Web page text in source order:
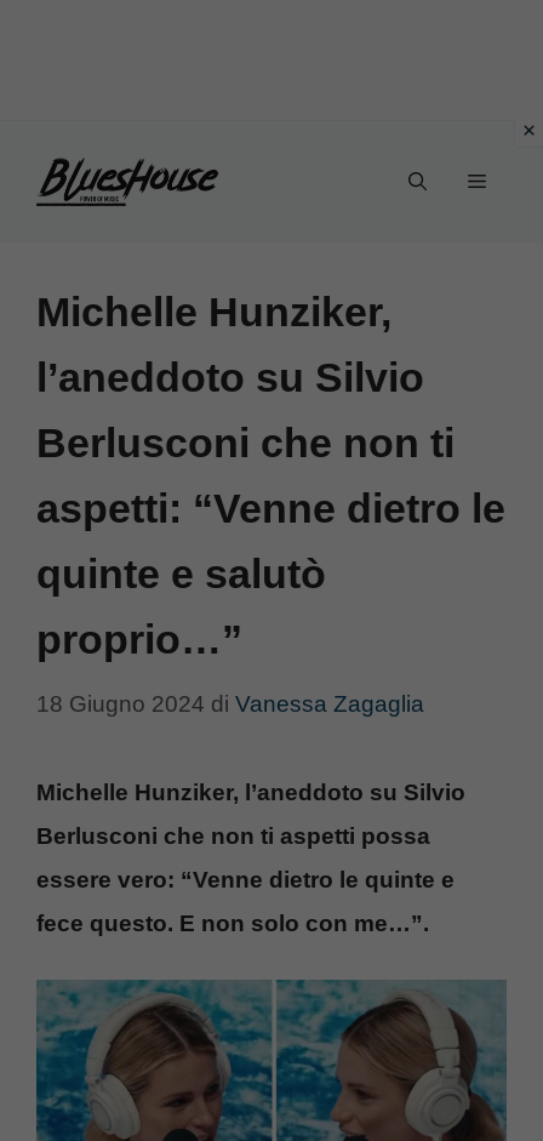
Menu
Michelle Hunziker,
l’aneddoto su Silvio
Berlusconi che non ti
aspetti: “Venne dietro le
quinte e salutò
proprio…”
18 Giugno 2024 di Vanessa Zagaglia
Michelle Hunziker, l’aneddoto su Silvio
Berlusconi che non ti aspetti possa
essere vero: “Venne dietro le quinte e
fece questo. E non solo con me…”.